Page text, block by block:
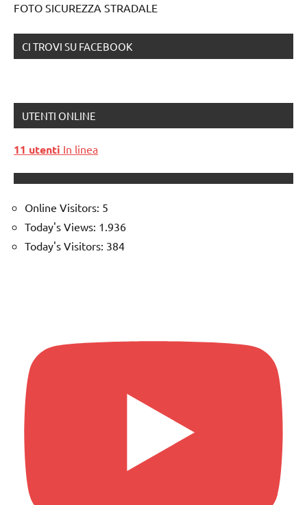
FOTO SICUREZZA STRADALE
CI TROVI SU FACEBOOK
UTENTI ONLINE
11 utenti In linea
Online Visitors: 5
Today's Views: 1.936
Today's Visitors: 384